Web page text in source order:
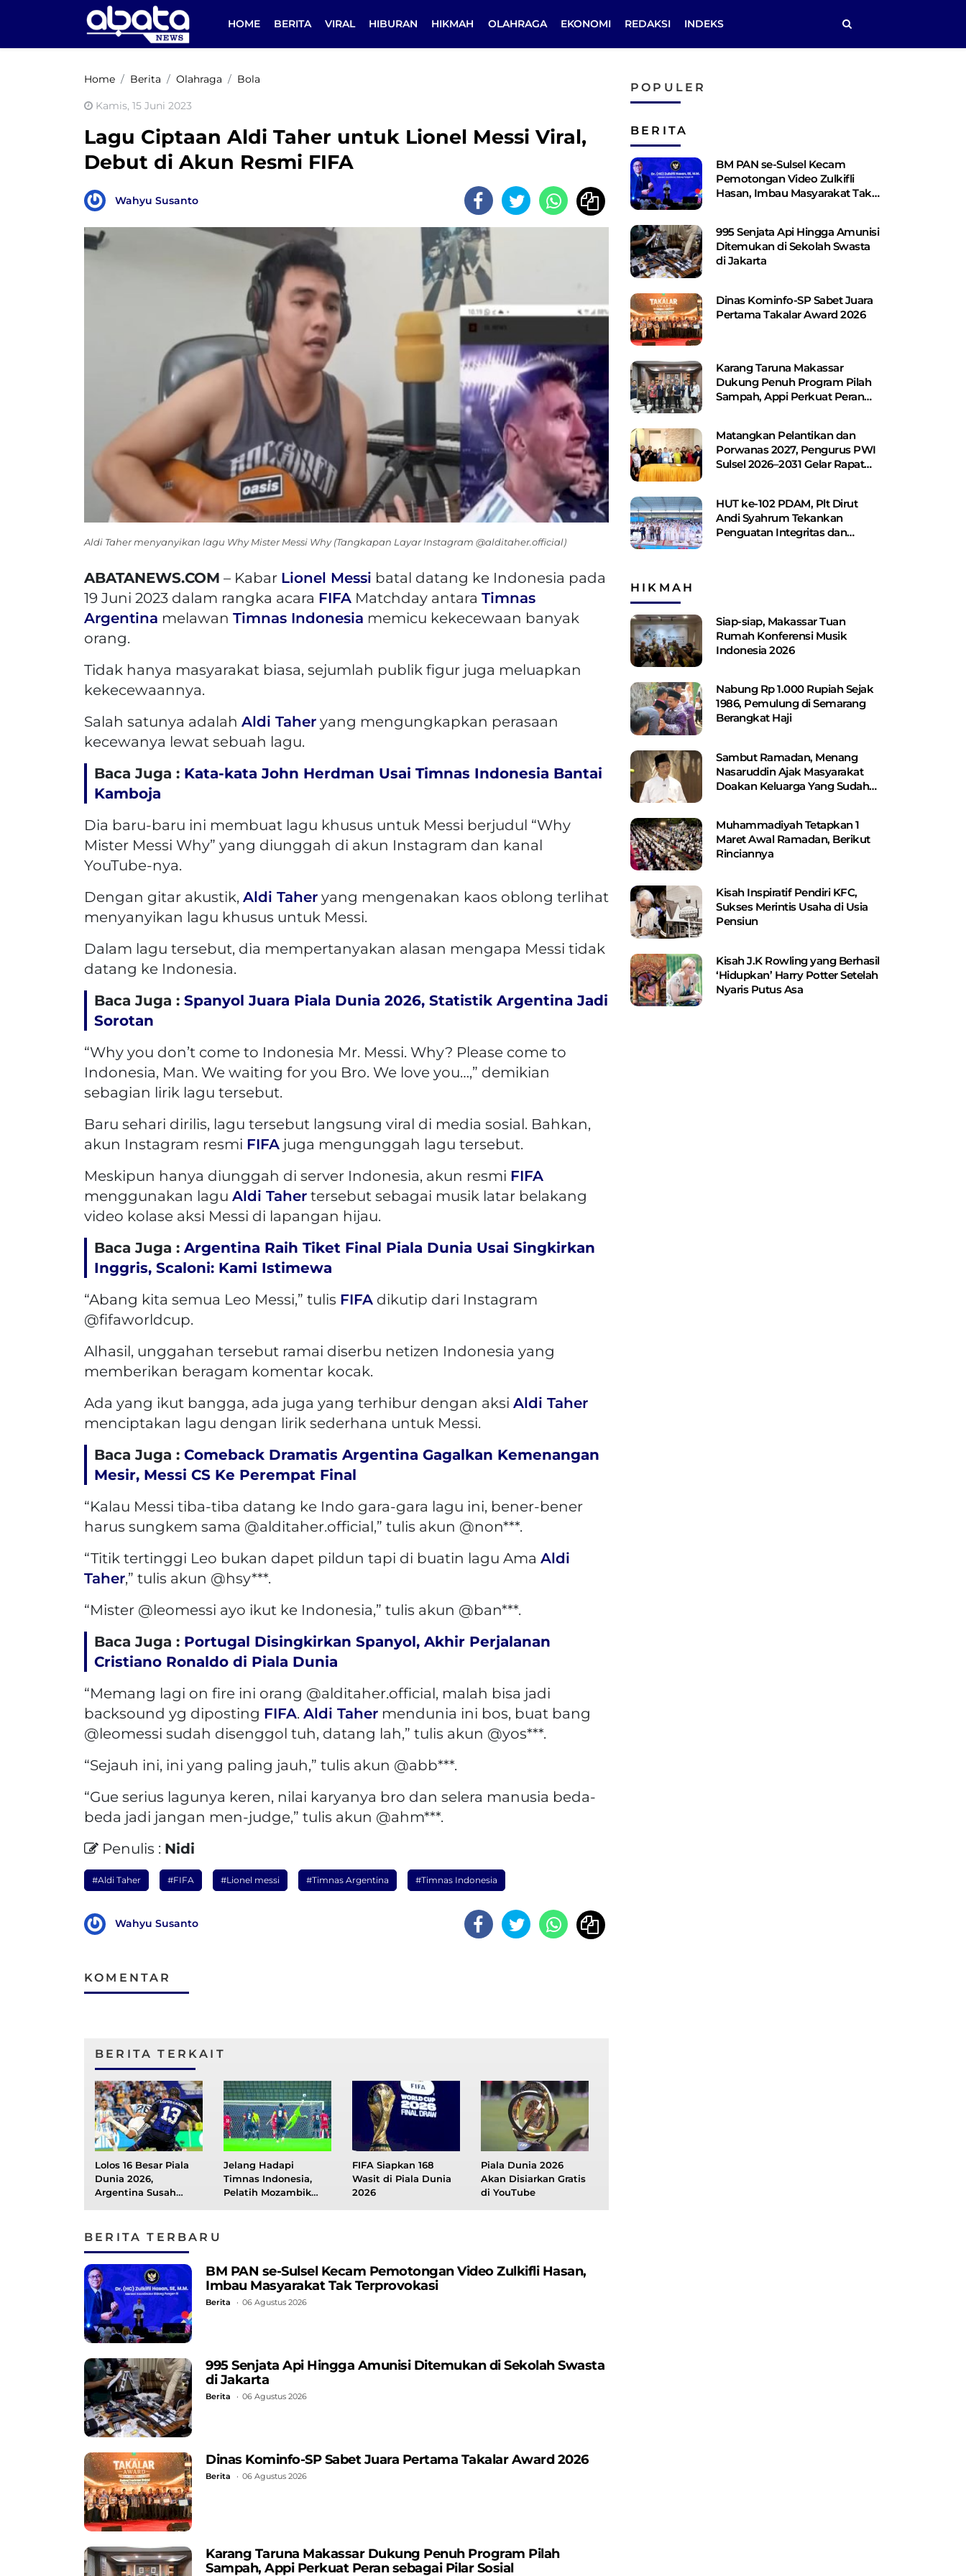
HOME BERITA VIRAL HIBURAN HIKMAH OLAHRAGA EKONOMI REDAKSI INDEKS
Home Berita Olahraga Bola
Kamis, 15 Juni 2023
Lagu Ciptaan Aldi Taher untuk Lionel Messi Viral,
Debut di Akun Resmi FIFA
Wahyu Susanto
Aldi Taher menyanyikan lagu Why Mister Messi Why (Tangkapan Layar Instagram @alditaher.official)
ABATANEWS.COM – Kabar Lionel Messi batal datang ke Indonesia pada
19 Juni 2023 dalam rangka acara FIFA Matchday antara Timnas
Argentina melawan Timnas Indonesia memicu kekecewaan banyak
orang.
Tidak hanya masyarakat biasa, sejumlah publik figur juga meluapkan
kekecewaannya.
Salah satunya adalah Aldi Taher yang mengungkapkan perasaan
kecewanya lewat sebuah lagu.
Baca Juga : Kata-kata John Herdman Usai Timnas Indonesia Bantai
Kamboja
Dia baru-baru ini membuat lagu khusus untuk Messi berjudul “Why
Mister Messi Why” yang diunggah di akun Instagram dan kanal
YouTube-nya.
Dengan gitar akustik, Aldi Taher yang mengenakan kaos oblong terlihat
menyanyikan lagu khusus untuk Messi.
Dalam lagu tersebut, dia mempertanyakan alasan mengapa Messi tidak
datang ke Indonesia.
Baca Juga : Spanyol Juara Piala Dunia 2026, Statistik Argentina Jadi
Sorotan
“Why you don’t come to Indonesia Mr. Messi. Why? Please come to
Indonesia, Man. We waiting for you Bro. We love you…,” demikian
sebagian lirik lagu tersebut.
Baru sehari dirilis, lagu tersebut langsung viral di media sosial. Bahkan,
akun Instagram resmi FIFA juga mengunggah lagu tersebut.
Meskipun hanya diunggah di server Indonesia, akun resmi FIFA
menggunakan lagu Aldi Taher tersebut sebagai musik latar belakang
video kolase aksi Messi di lapangan hijau.
Baca Juga : Argentina Raih Tiket Final Piala Dunia Usai Singkirkan
Inggris, Scaloni: Kami Istimewa
“Abang kita semua Leo Messi,” tulis FIFA dikutip dari Instagram
@fifaworldcup.
Alhasil, unggahan tersebut ramai diserbu netizen Indonesia yang
memberikan beragam komentar kocak.
Ada yang ikut bangga, ada juga yang terhibur dengan aksi Aldi Taher
menciptakan lagu dengan lirik sederhana untuk Messi.
Baca Juga : Comeback Dramatis Argentina Gagalkan Kemenangan
Mesir, Messi CS Ke Perempat Final
“Kalau Messi tiba-tiba datang ke Indo gara-gara lagu ini, bener-bener
harus sungkem sama @alditaher.official,” tulis akun @non***.
“Titik tertinggi Leo bukan dapet pildun tapi di buatin lagu Ama Aldi
Taher,” tulis akun @hsy***.
“Mister @leomessi ayo ikut ke Indonesia,” tulis akun @ban***.
Baca Juga : Portugal Disingkirkan Spanyol, Akhir Perjalanan
Cristiano Ronaldo di Piala Dunia
“Memang lagi on fire ini orang @alditaher.official, malah bisa jadi
backsound yg diposting FIFA. Aldi Taher mendunia ini bos, buat bang
@leomessi sudah disenggol tuh, datang lah,” tulis akun @yos***.
“Sejauh ini, ini yang paling jauh,” tulis akun @abb***.
“Gue serius lagunya keren, nilai karyanya bro dan selera manusia beda-
beda jadi jangan men-judge,” tulis akun @ahm***.
Penulis : Nidi
#Aldi Taher #FIFA #Lionel messi #Timnas Argentina #Timnas Indonesia
Wahyu Susanto
KOMENTAR
BERITA TERKAIT
Lolos 16 Besar Piala
Dunia 2026,
Argentina Susah
Verde
Jelang Hadapi
Timnas Indonesia,
Pelatih Mozambik
FIFA Siapkan 168
Wasit di Piala Dunia
2026
Piala Dunia 2026
Akan Disiarkan Gratis
di YouTube
BERITA TERBARU
BM PAN se-Sulsel Kecam Pemotongan Video Zulkifli Hasan,
Imbau Masyarakat Tak Terprovokasi
Berita 06 Agustus 2026
995 Senjata Api Hingga Amunisi Ditemukan di Sekolah Swasta
di Jakarta
Berita 06 Agustus 2026
Dinas Kominfo-SP Sabet Juara Pertama Takalar Award 2026
Berita 06 Agustus 2026
Karang Taruna Makassar Dukung Penuh Program Pilah
Sampah, Appi Perkuat Peran sebagai Pilar Sosial
POPULER
BERITA
BM PAN se-Sulsel Kecam
Pemotongan Video Zulkifli
Hasan, Imbau Masyarakat Tak
995 Senjata Api Hingga Amunisi
Ditemukan di Sekolah Swasta
di Jakarta
Dinas Kominfo-SP Sabet Juara
Pertama Takalar Award 2026
Karang Taruna Makassar
Dukung Penuh Program Pilah
Sampah, Appi Perkuat Peran
Matangkan Pelantikan dan
Porwanas 2027, Pengurus PWI
Sulsel 2026–2031 Gelar Rapat
HUT ke-102 PDAM, Plt Dirut
Andi Syahrum Tekankan
Penguatan Integritas dan
HIKMAH
Siap-siap, Makassar Tuan
Rumah Konferensi Musik
Indonesia 2026
Nabung Rp 1.000 Rupiah Sejak
1986, Pemulung di Semarang
Berangkat Haji
Sambut Ramadan, Menang
Nasaruddin Ajak Masyarakat
Doakan Keluarga Yang Sudah
Muhammadiyah Tetapkan 1
Maret Awal Ramadan, Berikut
Rinciannya
Kisah Inspiratif Pendiri KFC,
Sukses Merintis Usaha di Usia
Pensiun
Kisah J.K Rowling yang Berhasil
‘Hidupkan’ Harry Potter Setelah
Nyaris Putus Asa